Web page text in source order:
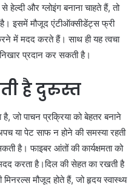
और ग्लोइंग बनाना चाहते हैं, तो
है। इसमें मौजूद एंटीऑक्सीडेंट्स फ्री
में मदद करते हैं। साथ ही यह त्वचा
प्रदान कर सकती है।
है दुरुस्त
है, जो पाचन प्रक्रिया को बेहतर बनाने
या पेट साफ न होने की समस्या रहती
है। फाइबर आंतों की कार्यक्षमता को
करता है।दिल की सेहत का रखती है
मौजूद होते हैं, जो हृदय स्वास्थ्य